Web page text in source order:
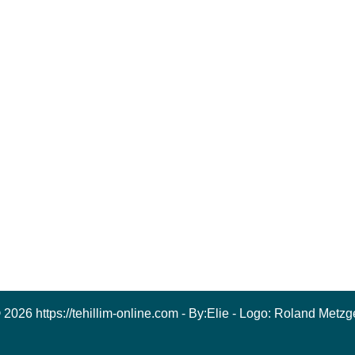
https://tehillim-online.com - By:Elie - Logo: Roland